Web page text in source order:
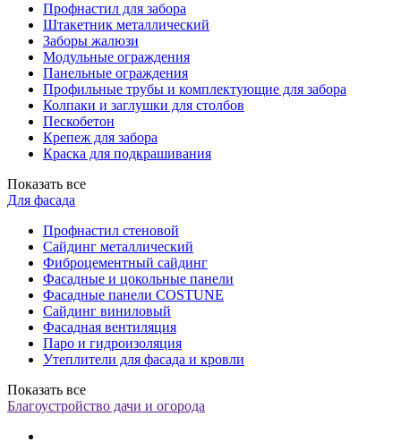
Профнастил для забора
Штакетник металлический
Заборы жалюзи
Модульные ограждения
Панельные ограждения
Профильные трубы и комплектующие для забора
Колпаки и заглушки для столбов
Пескобетон
Крепеж для забора
Краска для подкрашивания
Показать все
Для фасада
Профнастил стеновой
Сайдинг металлический
Фиброцементный сайдинг
Фасадные и цокольные панели
Фасадные панели COSTUNE
Сайдинг виниловый
Фасадная вентиляция
Паро и гидроизоляция
Утеплители для фасада и кровли
Показать все
Благоустройство дачи и огорода